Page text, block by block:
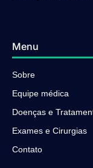
Menu
Sobre
Equipe médica
Doenças e
Exames e Cirurgias
Contato